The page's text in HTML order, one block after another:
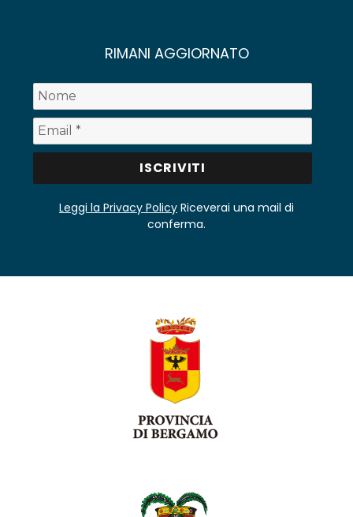
RIMANI AGGIORNATO
Leggi la Privacy Policy Riceverai una mail di
conferma.